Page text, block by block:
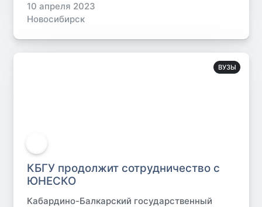
10 апреля 2023
Новосибирск
ВУЗЫ
КБГУ продолжит сотрудничество с
ЮНЕСКО
Кабардино-Балкарский государственный